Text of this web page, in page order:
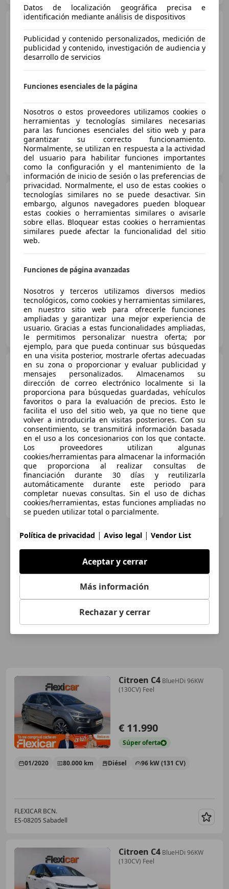
Citroen C4
Sincomparación
FLEXICAR MÁLAGA.
ES-29004 MALAGA
Citroen C4BlueHDi 96KW
(130CV) Feel
85.827 km
GRUPO FLEXICAR SEVILLA.
ES-41007 SEVILLA
Citroen C4 BlueHDi 96KW
(130CV) S&S Live
€ 10.990
Súperoferta
01/2020 93.532 km 96 kW (131 CV)
FLEXICAR MURCIA.
ES-3007 MURCIA
Citroen C4 BlueHDi 96KW
(130CV) Feel
€ 11.990
Súperoferta
01/2020 80.000 km Diésel 96 kW (131 CV)
FLEXICAR BCN.
ES-08205 Sabadell
Citroen C4 BlueHDi 96KW
(130CV) Feel
Datos de localización geográfica precisa e
identificación mediante análisis de dispositivos
Publicidad y contenido personalizados, medición de
publicidad y contenido, investigación de audiencia y
desarrollo de servicios
Funciones esenciales de la página
Nosotros o estos proveedores utilizamos cookies o
herramientas y tecnologías similares necesarias
para las funciones esenciales del sitio web y para
garantizar su correcto funcionamiento.
Normalmente, se utilizan en respuesta a la actividad
del usuario para habilitar funciones importantes
como la configuración y el mantenimiento de la
información de inicio de sesión o las preferencias de
privacidad. Normalmente, el uso de estas cookies o
tecnologías similares no se puede desactivar. Sin
embargo, algunos navegadores pueden bloquear
estas cookies o herramientas similares o avisarle
sobre ellas. Bloquear estas cookies o herramientas
similares puede afectar la funcionalidad del sitio
web.
Funciones de página avanzadas
Nosotros y terceros utilizamos diversos medios
tecnológicos, como cookies y herramientas similares,
en nuestro sitio web para ofrecerle funciones
ampliadas y garantizar una mejor experiencia de
usuario. Gracias a estas funcionalidades ampliadas,
le permitimos personalizar nuestra oferta; por
ejemplo, para que pueda continuar sus búsquedas
en una visita posterior, mostrarle ofertas adecuadas
en su zona o proporcionar y evaluar publicidad y
mensajes personalizados. Almacenamos su
dirección de correo electrónico localmente si la
proporciona para búsquedas guardadas, vehículos
favoritos o para la evaluación de precios. Esto le
facilita el uso del sitio web, ya que no tiene que
volver a introducirla en visitas posteriores. Con su
consentimiento, se transmitirá información basada
en el uso a los concesionarios con los que contacte.
Los proveedores utilizan algunas
cookies/herramientas para almacenar la información
que proporciona al realizar consultas de
financiación durante 30 días y reutilizarla
automáticamente durante este periodo para
completar nuevas consultas. Sin el uso de dichas
cookies/herramientas, estas funciones ampliadas no
se pueden utilizar total o parcialmente.
Política de privacidad | Aviso legal | Vendor List
Aceptar y cerrar
Más información
Rechazar y cerrar